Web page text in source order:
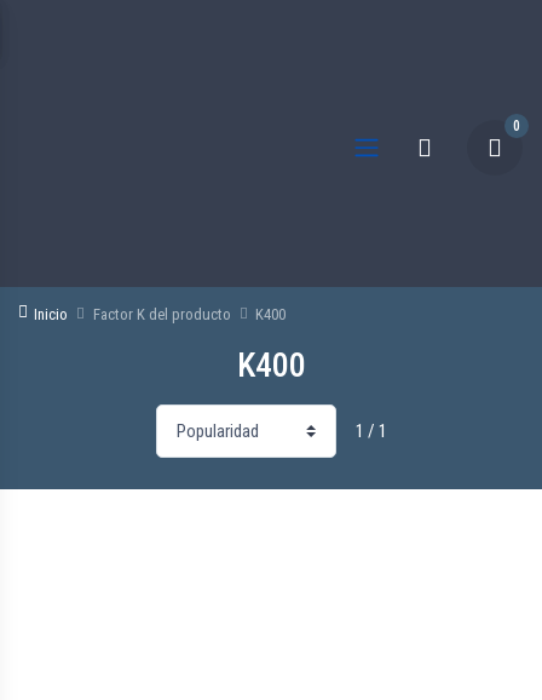
0
Inicio Factor K del producto K400
K400
1 / 1